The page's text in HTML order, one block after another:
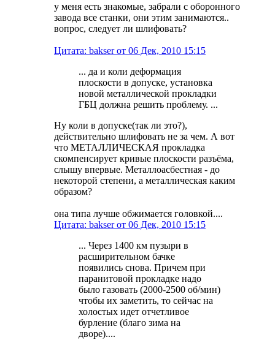
у меня есть знакомые, забрали с оборонного
завода все станки, они этим занимаются..
вопрос, следует ли шлифовать?
Цитата: bakser от 06 Дек, 2010 15:15
... да и коли деформация
плоскости в допуске, установка
новой металлической прокладки
ГБЦ должна решить проблему. ...
Ну коли в допуске(так ли это?),
действительно шлифовать не за чем. А вот
что МЕТАЛЛИЧЕСКАЯ прокладка
скомпенсирует кривые плоскости разъёма,
слышу впервые. Металлоасбестная - до
некоторой степени, а металлическая каким
образом?
она типа лучше обжимается головкой....
Цитата: bakser от 06 Дек, 2010 15:15
... Через 1400 км пузыри в
расширительном бачке
появились снова. Причем при
паранитовой прокладке надо
было газовать (2000-2500 об/мин)
чтобы их заметить, то сейчас на
холостых идет отчетливое
бурление (благо зима на
дворе)....